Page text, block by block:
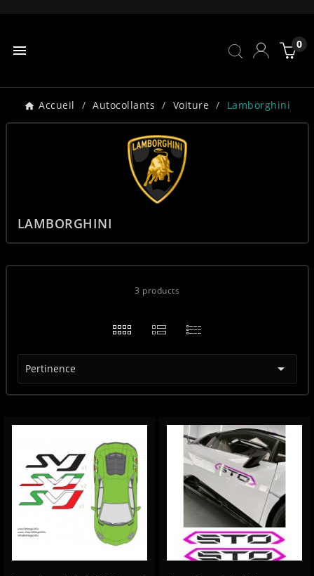
 0
Accueil Autocollants Voiture Lamborghini
LAMBORGHINI
3 products
Pertinence 